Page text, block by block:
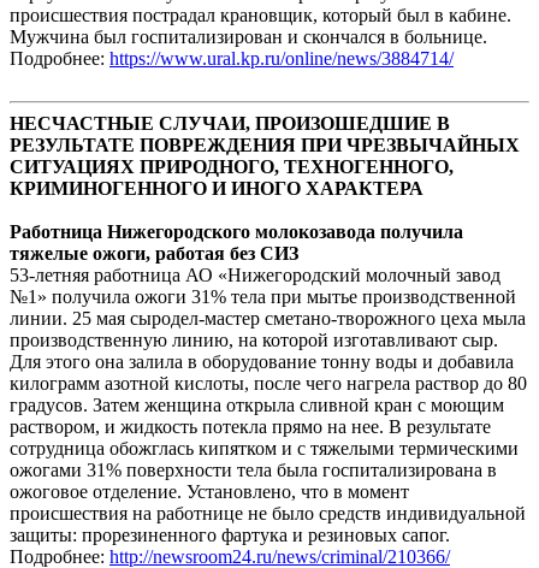
происшествия пострадал крановщик, который был в кабине.
Мужчина был госпитализирован и скончался в больнице.
Подробнее: https://www.ural.kp.ru/online/news/3884714/
НЕСЧАСТНЫЕ СЛУЧАИ, ПРОИЗОШЕДШИЕ В
РЕЗУЛЬТАТЕ ПОВРЕЖДЕНИЯ ПРИ ЧРЕЗВЫЧАЙНЫХ
СИТУАЦИЯХ ПРИРОДНОГО, ТЕХНОГЕННОГО,
КРИМИНОГЕННОГО И ИНОГО ХАРАКТЕРА
Работница Нижегородского молокозавода получила
тяжелые ожоги, работая без СИЗ
53-летняя работница АО «Нижегородский молочный завод
№1» получила ожоги 31% тела при мытье производственной
линии. 25 мая сыродел-мастер сметано-творожного цеха мыла
производственную линию, на которой изготавливают сыр.
Для этого она залила в оборудование тонну воды и добавила
килограмм азотной кислоты, после чего нагрела раствор до 80
градусов. Затем женщина открыла сливной кран с моющим
раствором, и жидкость потекла прямо на нее. В результате
сотрудница обожглась кипятком и с тяжелыми термическими
ожогами 31% поверхности тела была госпитализирована в
ожоговое отделение. Установлено, что в момент
происшествия на работнице не было средств индивидуальной
защиты: прорезиненного фартука и резиновых сапог.
Подробнее: http://newsroom24.ru/news/criminal/210366/